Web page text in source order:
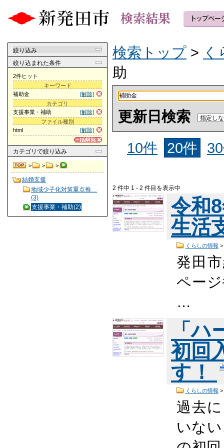
絞り込み
絞り込まれた条件
2件ヒット
キーワード
[解除]
補助金
カテゴリ
[解除]
支援事業・補助
ファイル種別
[解除]
html
カテゴリ で絞り込み
> > >
結婚支援
地域少子化対策重点推…
(3)
支援事業・補助(2)
検索トップ > く
助
更新日検索
10件
20件
2 件中 1 - 2 件目を表示中
令和
生活
くらしの情報 >
発田
ペー
…
「
初回
す！
くらしの情報 >
過去
いな